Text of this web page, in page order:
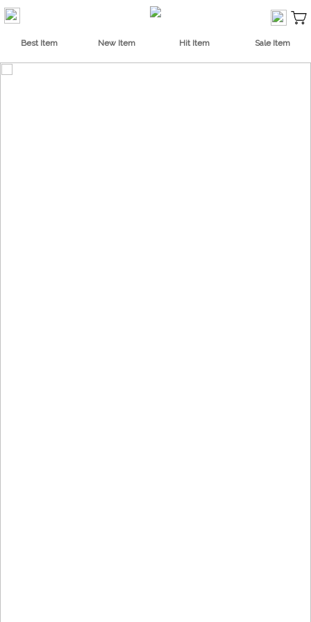
Best Item New Item Hit Item Sale Item